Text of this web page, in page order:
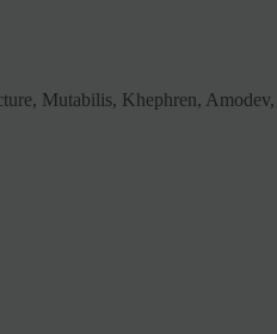
Mutabilis, Khephren, Amodev,